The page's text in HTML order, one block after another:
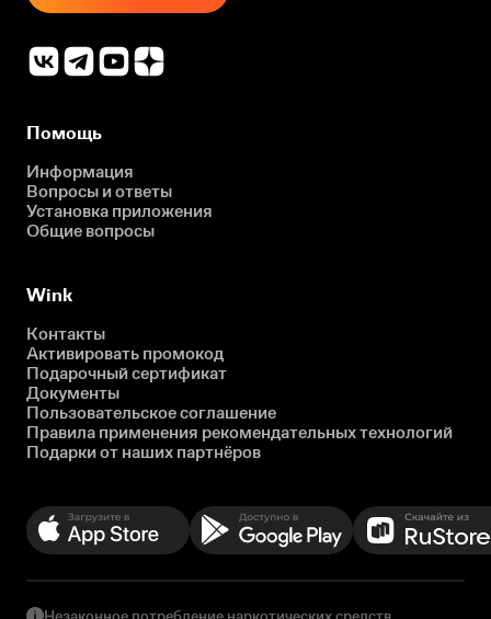
Помощь
Информация
Вопросы и ответы
Установка приложения
Общие вопросы
Wink
Контакты
Активировать промокод
Подарочный сертификат
Документы
Пользовательское соглашение
Правила применения рекомендательных технологий
Подарки от наших партнёров